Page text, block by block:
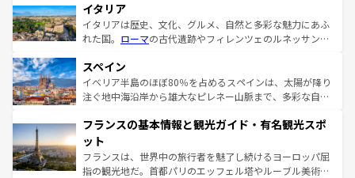
イタリア
イタリアは歴史、文化、グルメ、自然と多彩な魅力にあふ
れた国。 ローマの古代遺跡やフィレンツェのルネッサンス
ろん、トスカーナの美しい田園風景やアマルフィ海岸の絶
景など、自然景観も見逃せない。観光の合間には、本場の
ピザやパスタなど、絶品のイタリア料理を堪能することも
ませてくれるイタリアで、忘れられない旅をしてみよう！
なお、新着のイタリア情報は
しい。
スペイン
イベリア半島のほぼ80％を占めるスペインは、太陽が降り
注ぐ地中海沿岸から雄大なピレネー山脈まで、多彩な自然
文化が根付くこの国では、情熱的なフラメンコ、熱気あふ
れる闘牛、そして美味しいタパスが生活の一部となってい
る。首都マドリードの洗練された雰囲気や、バルセロナの
アートに溢れた街角から、地方では古代ローマ遺跡や中世
フランスの基本情報と観光ガイド・有名観光スポ
ット
フランスは、世界中の旅行者を魅了し続けるヨーロッパ屈
指の観光地だ。首都パリのエッフェル塔やルーブル美術館